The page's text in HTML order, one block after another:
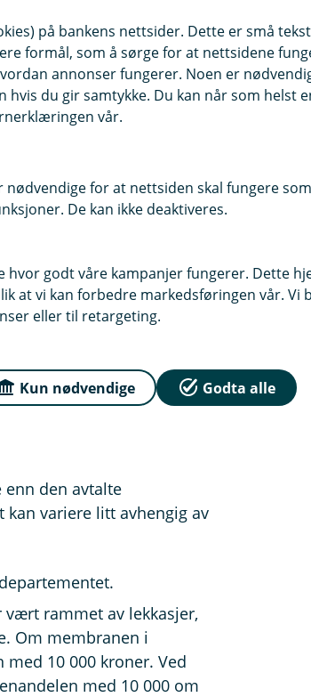
5 prosent for hvert år
for hvert år
for hvert år etter 5 år.
for hvert år etter 2 år.
gave eller kjøp erstattes
gjenstand.
erstattes med
smykker, trenger du
Denne type gjenstander
enn den avtalte
kan variere litt avhengig av
vært rammet av lekkasjer,
Om membranen i
10 000 kroner. Ved
med 10 000 om
på bankens nettsider. Dette er små
formål, som å sørge for at nettsidene
annonser fungerer. Noen er
hvis du gir samtykke. Du kan når som helst
vår.
nødvendige for at nettsiden skal fungere
De kan ikke deaktiveres.
hvor godt våre kampanjer fungerer. Dette
at vi kan forbedre markedsføringen vår. Vi
eller til retargeting.
Kun nødvendige Godta alle